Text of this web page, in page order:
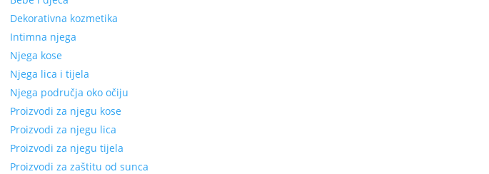
Dekorativna kozmetika
Intimna njega
Njega kose
Njega lica i tijela
Njega područja oko očiju
Proizvodi za njegu kose
Proizvodi za njegu lica
Proizvodi za njegu tijela
Proizvodi za zaštitu od sunca